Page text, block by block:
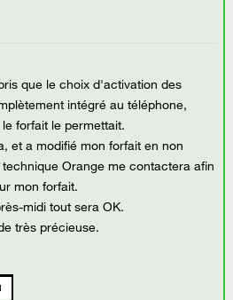
que le choix d'activation des
intégré au téléphone,
forfait le permettait.
et a modifié mon forfait en non
Orange me contactera afin
mon forfait.
midi tout sera OK.
très précieuse.